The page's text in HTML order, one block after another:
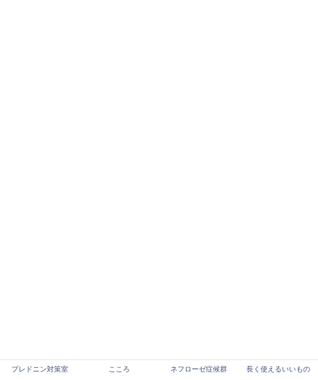
プレドニン対策室 こころ ネフローゼ症候群 長く使えるいいもの